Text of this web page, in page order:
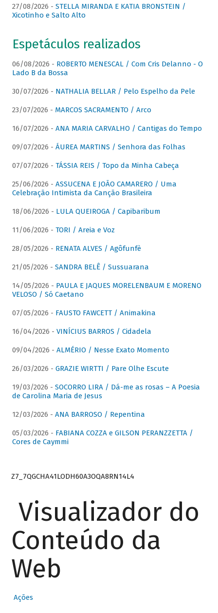
27/08/2026 - STELLA MIRANDA E KATIA BRONSTEIN /
Xicotinho e Salto Alto
Espetáculos realizados
06/08/2026 - ROBERTO MENESCAL / Com Cris Delanno - O
Lado B da Bossa
30/07/2026 - NATHALIA BELLAR / Pelo Espelho da Pele
23/07/2026 - MARCOS SACRAMENTO / Arco
16/07/2026 - ANA MARIA CARVALHO / Cantigas do Tempo
09/07/2026 - ÁUREA MARTINS / Senhora das Folhas
07/07/2026 - TÁSSIA REIS / Topo da Minha Cabeça
25/06/2026 - ASSUCENA E JOÃO CAMARERO / Uma
Celebração Intimista da Canção Brasileira
18/06/2026 - LULA QUEIROGA / Capibaribum
11/06/2026 - TORI / Areia e Voz
28/05/2026 - RENATA ALVES / Agôfunfè
21/05/2026 - SANDRA BELÊ / Sussuarana
14/05/2026 - PAULA E JAQUES MORELENBAUM E MORENO
VELOSO / Só Caetano
07/05/2026 - FAUSTO FAWCETT / Animakina
16/04/2026 - VINÍCIUS BARROS / Cidadela
09/04/2026 - ALMÉRIO / Nesse Exato Momento
26/03/2026 - GRAZIE WIRTTI / Pare Olhe Escute
19/03/2026 - SOCORRO LIRA / Dá-me as rosas – A Poesia
de Carolina Maria de Jesus
12/03/2026 - ANA BARROSO / Repentina
05/03/2026 - FABIANA COZZA e GILSON PERANZZETTA /
Cores de Caymmi
Z7_7QGCHA41LODH60A3OQA8RN14L4
Visualizador do
Conteúdo da
Web
Ações